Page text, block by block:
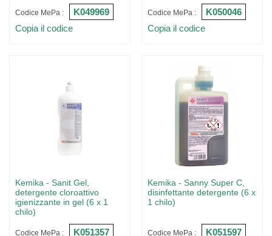
Codice MePa :
K049969
Copia il codice
Codice MePa :
K050046
Copia il codice
Kemika - Sanit Gel,
detergente cloroattivo
igienizzante in gel (6 x 1
chilo)
Codice MePa : K051357
Kemika - Sanny Super C,
disinfettante detergente (6 x
1 chilo)
Codice MePa : K051597